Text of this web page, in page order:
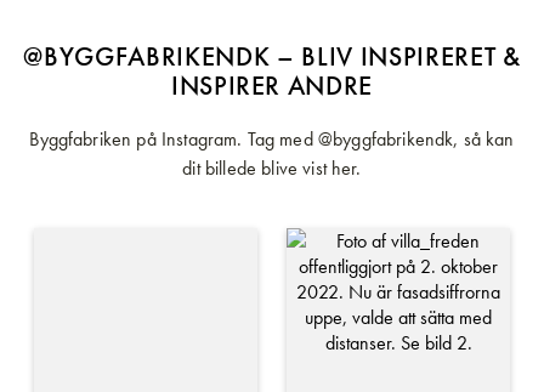
@BYGGFABRIKENDK – BLIV INSPIRERET &
INSPIRER ANDRE
Byggfabriken på Instagram. Tag med @byggfabrikendk, så kan
dit billede blive vist her.